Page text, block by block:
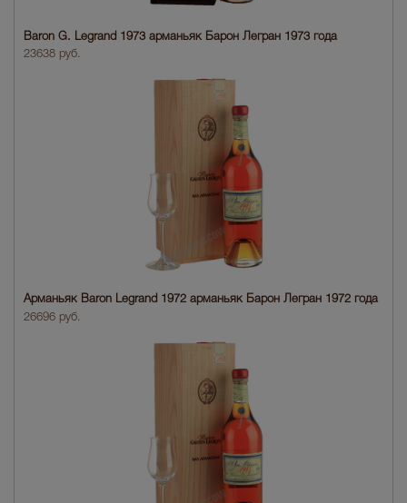
Baron G. Legrand 1973 арманьяк Барон Легран 1973 года
23638 руб.
Арманьяк Baron Legrand 1972 арманьяк Барон Легран 1972 года
26696 руб.